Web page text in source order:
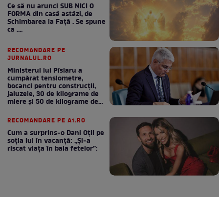
Ce să nu arunci SUB NICI O
FORMA din casă astăzi, de
Schimbarea la Față . Se spune
ca ....
RECOMANDARE PE
JURNALUL.RO
Ministerul lui Pîslaru a
cumpărat tensiometre,
bocanci pentru construcții,
jaluzele, 30 de kilograme de
miere și 50 de kilograme de
RECOMANDARE PE A1.RO
Cum a surprins-o Dani Oțil pe
soția lui în vacanță: „Și-a
riscat viața în baia fetelor”: